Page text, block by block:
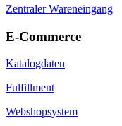
Zentraler Wareneingang
E-Commerce
Katalogdaten
Fulfillment
Webshopsystem